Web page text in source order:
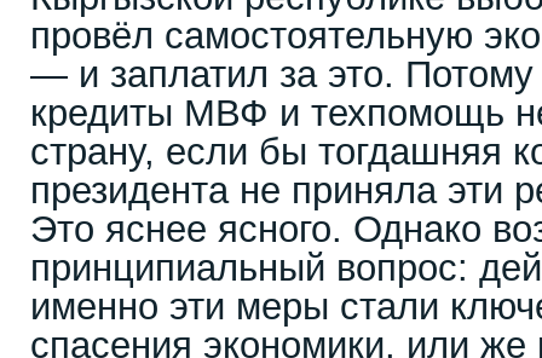
провёл самостоятельную
— и заплатил за это. Потому
кредиты МВФ и техпомощь
страну, если бы тогдашняя
президента не приняла эти
Это яснее ясного. Однако
принципиальный вопрос:
именно эти меры стали
спасения экономики, или